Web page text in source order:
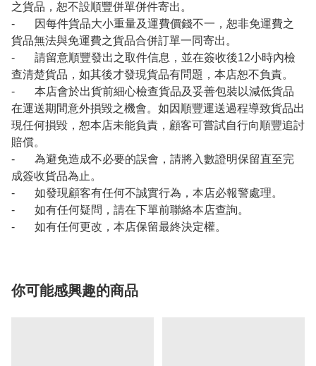
之貨品，恕不設順豐併單併件寄出。
- 因每件貨品大小重量及運費價錢不一，恕非免運費之
貨品無法與免運費之貨品合併訂單一同寄出。
- 請留意順豐發出之取件信息，並在簽收後12小時內檢
查清楚貨品，如其後才發現貨品有問題，本店恕不負責。
- 本店會於出貨前細心檢查貨品及妥善包裝以減低貨品
在運送期間意外損毀之機會。如因順豐運送過程導致貨品出
現任何損毀，恕本店未能負責，顧客可嘗試自行向順豐追討
賠償。
- 為避免造成不必要的誤會，請將入數證明保留直至完
成簽收貨品為止。
- 如發現顧客有任何不誠實行為，本店必報警處理。
- 如有任何疑問，請在下單前聯絡本店查詢。
- 如有任何更改，本店保留最終決定權。
你可能感興趣的商品